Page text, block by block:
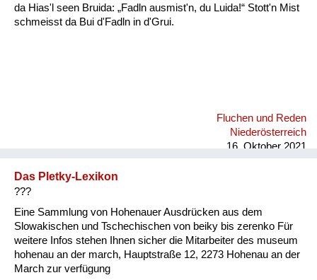
da Hias'l seen Bruida: „Fadln ausmist'n, du Luida!“ Stott'n Mist
schmeisst da Bui d'Fadln in d'Grui.
Fluchen und Reden
Niederösterreich
16. Oktober 2021
Das Pletky-Lexikon
???
Eine Sammlung von Hohenauer Ausdrücken aus dem
Slowakischen und Tschechischen von beiky bis zerenko Für
weitere Infos stehen Ihnen sicher die Mitarbeiter des museum
hohenau an der march, Hauptstraße 12, 2273 Hohenau an der
March zur verfügung